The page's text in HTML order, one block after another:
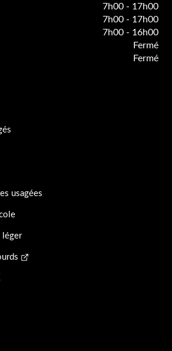
7h00 - 17h00
7h00 - 17h00
7h00 - 16h00
Fermé
Fermé
usagées
léger